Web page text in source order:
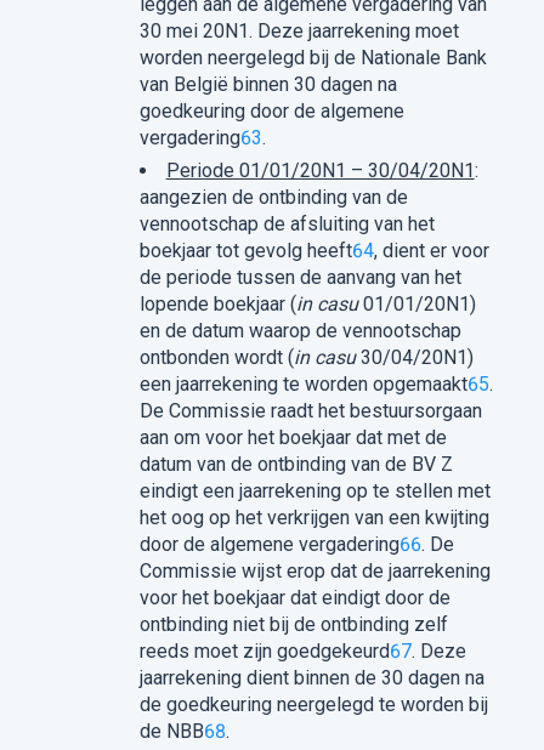
30 mei 20N1. Deze jaarrekening moet
worden neergelegd bij de Nationale Bank
van België binnen 30 dagen na
goedkeuring door de algemene
vergadering63.
Periode 01/01/20N1 – 30/04/20N1:
aangezien de ontbinding van de
vennootschap de afsluiting van het
boekjaar tot gevolg heeft64, dient er voor
de periode tussen de aanvang van het
lopende boekjaar (in casu 01/01/20N1)
en de datum waarop de vennootschap
ontbonden wordt (in casu 30/04/20N1)
een jaarrekening te worden opgemaakt65.
De Commissie raadt het bestuursorgaan
aan om voor het boekjaar dat met de
datum van de ontbinding van de BV Z
eindigt een jaarrekening op te stellen met
het oog op het verkrijgen van een kwijting
door de algemene vergadering66. De
Commissie wijst erop dat de jaarrekening
voor het boekjaar dat eindigt door de
ontbinding niet bij de ontbinding zelf
reeds moet zijn goedgekeurd67. Deze
jaarrekening dient binnen de 30 dagen na
de goedkeuring neergelegd te worden bij
de NBB68.